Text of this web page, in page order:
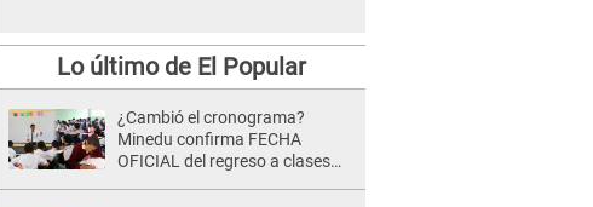
Lo último de El Popular
¿Cambió el cronograma?
Minedu confirma FECHA
OFICIAL del regreso a clases